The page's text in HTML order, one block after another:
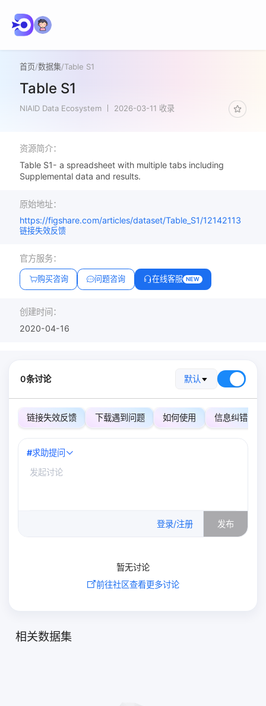
首页/数据集/Table S1
Table S1
NIAID Data Ecosystem 2026-03-11 收录
资源简介：
Table S1- a spreadsheet with multiple tabs including
Supplemental data and results.
原始地址：
https://figshare.com/articles/dataset/Table_S1/12142113
链接失效反馈
官方服务：
购买咨询 问题咨询 在线客服 NEW
创建时间：
2020-04-16
0条讨论 默认
链接失效反馈 下载遇到问题 如何使用 信息纠错
#求助提问
登录/注册 发布
暂无讨论
前往社区查看更多讨论
相关数据集